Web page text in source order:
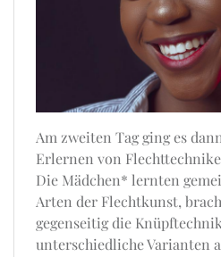
Am zweiten Tag ging es
Erlernen von
Die Mädchen* lernten
Arten der Flechtkunst,
gegenseitig die
unterschiedliche Varianten